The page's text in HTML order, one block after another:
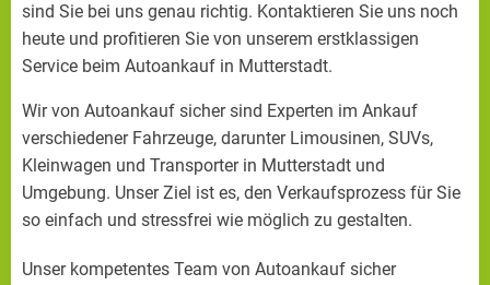
sind Sie bei uns genau richtig. Kontaktieren Sie uns noch
heute und profitieren Sie von unserem erstklassigen
Service beim Autoankauf in Mutterstadt.
Wir von Autoankauf sicher sind Experten im Ankauf
verschiedener Fahrzeuge, darunter Limousinen, SUVs,
Kleinwagen und Transporter in Mutterstadt und
Umgebung. Unser Ziel ist es, den Verkaufsprozess für Sie
so einfach und stressfrei wie möglich zu gestalten.
Unser kompetentes Team von Autoankauf sicher